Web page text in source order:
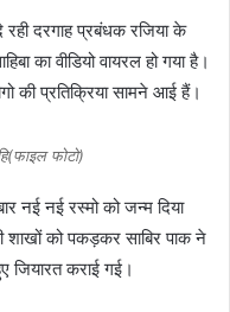
रही दरगाह प्रबंधक रजिया के
का वीडियो वायरल हो गया है।
की प्रतिक्रिया सामने आई हैं।
फोटो)
नई नई रस्मो को जन्म दिया
शाखों को पकड़कर साबिर पाक ने
जियारत कराई गई।